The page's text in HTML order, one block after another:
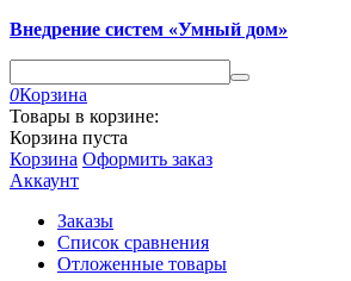
Внедрение систем «Умный дом»
0Корзина
Товары в корзине:
Корзина пуста
Корзина Оформить заказ
Аккаунт
Заказы
Список сравнения
Отложенные товары